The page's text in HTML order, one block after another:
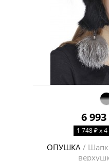
6 993
1 748 ₽ x 4
ОПУШКА /